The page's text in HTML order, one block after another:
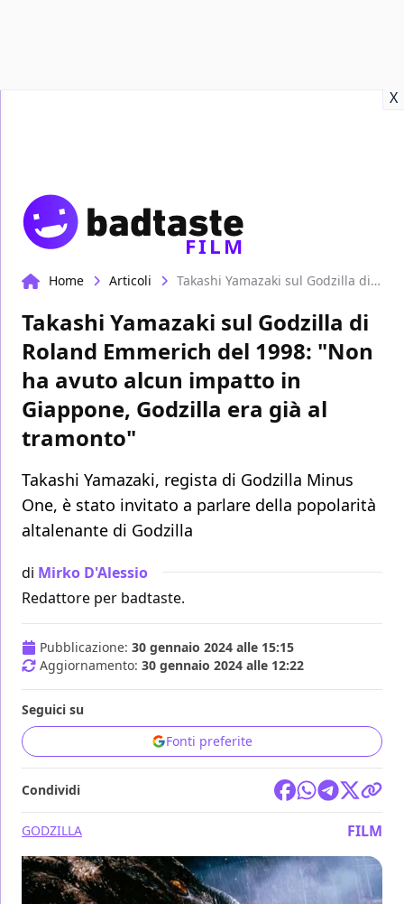
X
FILM
Home Articoli Takashi Yamazaki sul Godzilla di Roland Emmerich del 1998: "Non ha avuto alcun impatto in Giappone, Godzilla era già al tramonto"
Takashi Yamazaki sul Godzilla di
Roland Emmerich del 1998: "Non
ha avuto alcun impatto in
Giappone, Godzilla era già al
tramonto"
Takashi Yamazaki, regista di Godzilla Minus
One, è stato invitato a parlare della popolarità
altalenante di Godzilla
di Mirko D'Alessio
Redattore per badtaste.
Pubblicazione: 30 gennaio 2024 alle 15:15
Aggiornamento: 30 gennaio 2024 alle 12:22
Seguici su
Fonti preferite
Condividi
GODZILLA FILM